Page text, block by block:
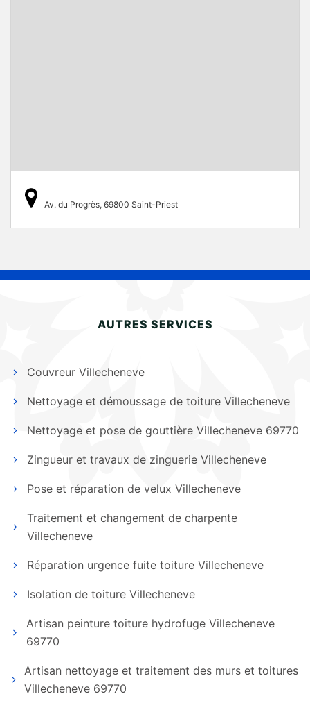
Av. du Progrès, 69800 Saint-Priest
AUTRES SERVICES
Couvreur Villecheneve
Nettoyage et démoussage de toiture Villecheneve
Nettoyage et pose de gouttière Villecheneve 69770
Zingueur et travaux de zinguerie Villecheneve
Pose et réparation de velux Villecheneve
Traitement et changement de charpente
Villecheneve
Réparation urgence fuite toiture Villecheneve
Isolation de toiture Villecheneve
Artisan peinture toiture hydrofuge Villecheneve
69770
Artisan nettoyage et traitement des murs et toitures
Villecheneve 69770